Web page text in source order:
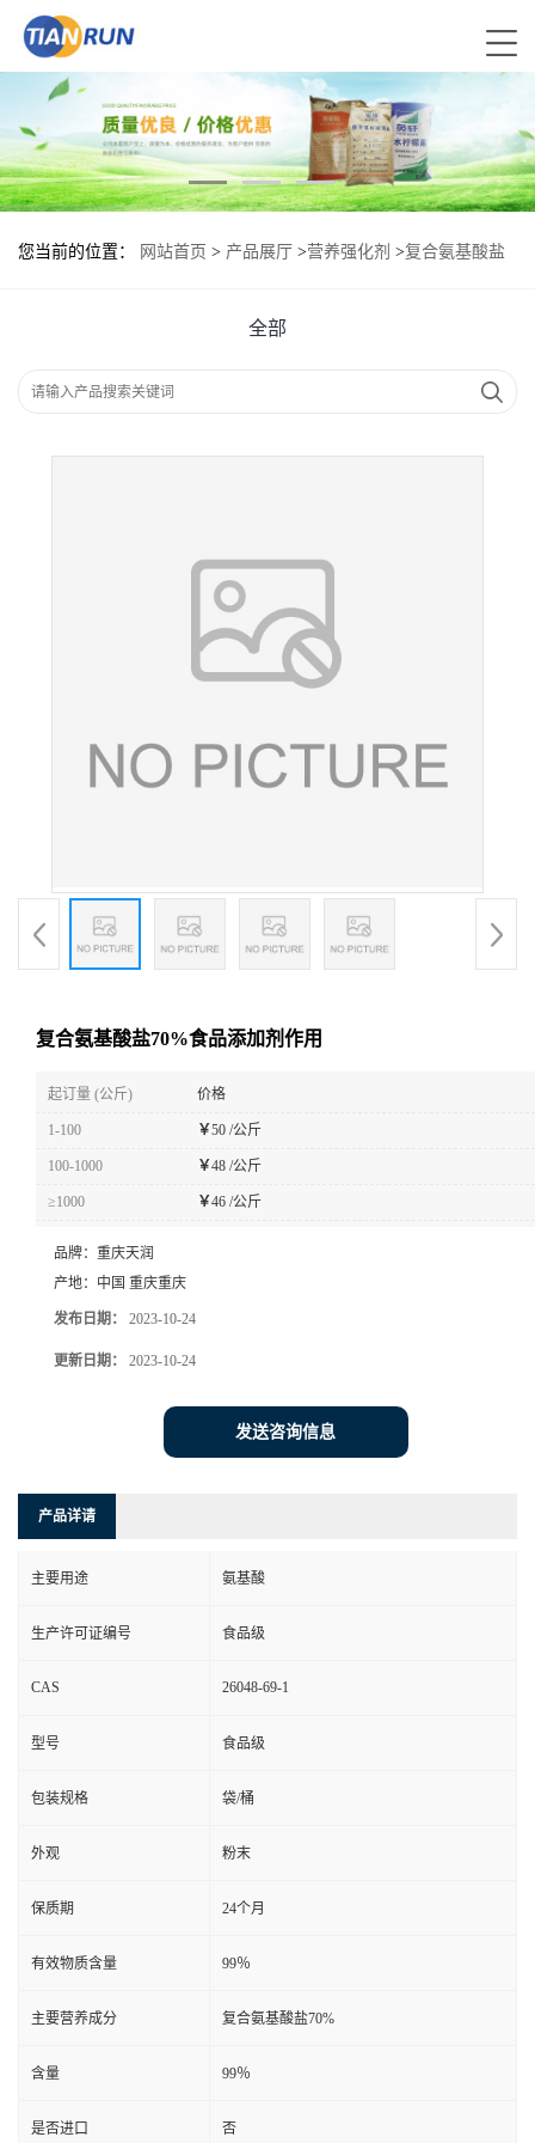
您当前的位置： 网站首页 > 产品展厅 >营养强化剂 >复合氨基酸盐
全部
复合氨基酸盐70%食品添加剂作用
起订量 (公斤) 价格
1-100 ￥50 /公斤
100-1000 ￥48 /公斤
≥1000 ￥46 /公斤
品牌： 重庆天润
产地： 中国 重庆重庆
发布日期： 2023-10-24
更新日期： 2023-10-24
发送咨询信息
产品详请
主要用途 氨基酸
生产许可证编号 食品级
CAS 26048-69-1
型号 食品级
包装规格 袋/桶
外观 粉末
保质期 24个月
有效物质含量 99％
主要营养成分 复合氨基酸盐70%
含量 99％
是否进口 否